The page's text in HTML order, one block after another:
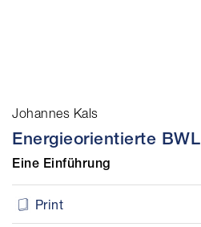
Johannes Kals
Energieorientierte BWL
Eine Einführung
Print